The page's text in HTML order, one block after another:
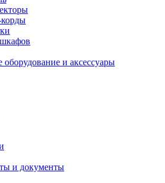
оборудование и аксессуары
и документы